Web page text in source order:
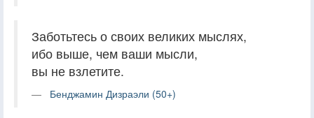
Заботьтесь о своих великих мыслях,
ибо выше, чем ваши мысли,
вы не взлетите.
Бенджамин Дизраэли (50+)